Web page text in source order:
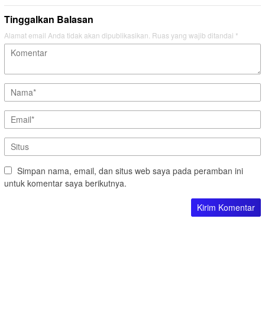
Tinggalkan Balasan
Alamat email Anda tidak akan dipublikasikan. Ruas yang wajib ditandai *
Simpan nama, email, dan situs web saya pada peramban ini
untuk komentar saya berikutnya.